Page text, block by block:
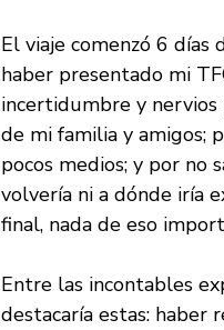
El viaje comenzó 6 días
haber presentado mi
incertidumbre y nervios
de mi familia y amigos;
pocos medios; y por no
volvería ni a dónde iría
final, nada de eso
Entre las incontables
destacaría estas: haber